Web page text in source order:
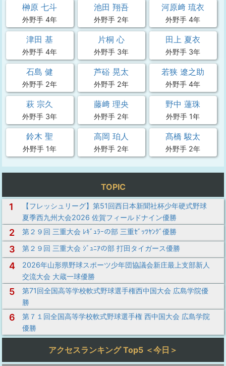
榊原 七斗
外野手 4年
池田 翔吾
外野手 2年
河原﨑 琉衣
外野手 4年
津田 基
外野手 4年
片桐 心
外野手 3年
田上 夏衣
外野手 3年
石島 健
外野手 2年
芦硲 晃太
外野手 2年
若狭 遼之助
外野手 4年
萩 宗久
外野手 3年
藤﨑 理央
外野手 2年
野中 蓮珠
外野手 1年
鈴木 聖
外野手 1年
高岡 珀人
外野手 2年
髙橋 駿太
外野手 2年
TOPIC
1
【フレッシュリーグ】第51回西日本新聞社杯少年硬式野球
夏季西九州大会2026 佐賀フィールドナイン優勝
2 第２９回 三重大会 ﾚｷﾞｭﾗｰの部 三重ｾﾞｯﾂﾔﾝｸﾞ優勝
3 第２９回 三重大会 ｼﾞｭﾆｱの部 打田タイガース優勝
4
2026年山形県野球スポーツ少年団協議会新庄最上支部新人
交流大会 大蔵一球優勝
5
第71回全国高等学校軟式野球選手権西中国大会 広島学院優
勝
6
第７１回全国高等学校軟式野球選手権 西中国大会 広島学院
優勝
アクセスランキング Top5 ＜今日＞